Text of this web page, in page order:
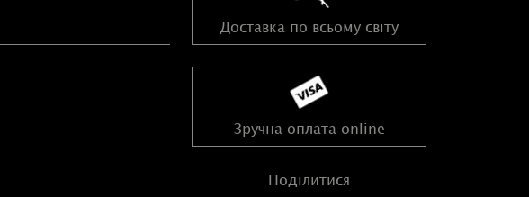
Доставка по всьому світу
Зручна оплата online
Поділитися